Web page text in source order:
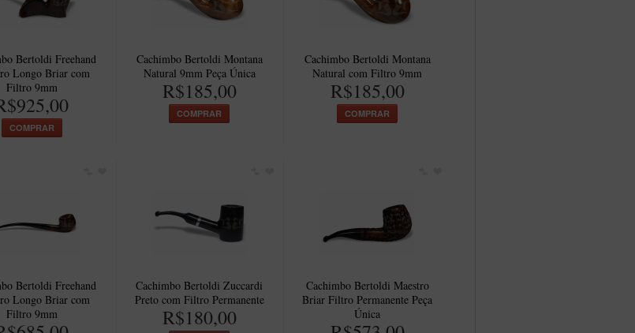
Bertoldi Freehand
Longo Briar com
Filtro 9mm
COMPRAR
Cachimbo Bertoldi Montana
Natural 9mm Peça Única
R$185,00
COMPRAR
Cachimbo Bertoldi Montana
Natural com Filtro 9mm
R$185,00
COMPRAR
Bertoldi Freehand
Longo Briar com
Filtro 9mm
Cachimbo Bertoldi Zuccardi
Preto com Filtro Permanente
R$180,00
Cachimbo Bertoldi Maestro
Briar Filtro Permanente Peça
Única